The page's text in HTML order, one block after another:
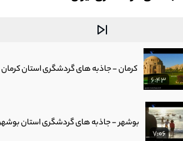
6:43
کرمان - جاذبه های گردشگری استان کرمان
7:06
بوشهر - جاذبه های گردشگری استان